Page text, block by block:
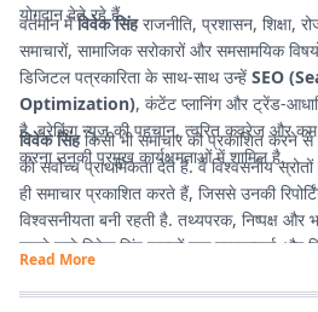
योगदान देते रहे हैं.
वर्तमान मेंविवेक सिंहराजनीति, प्रशासन, शिक्षा,
समाचारों, सामाजिक सरोकारों और समसामयिक
डिजिटल पत्रकारिता के साथ-साथ उन्हें SEO
Optimization), कंटेंट प्लानिंग और ट्रेंड-
है. ब्रेकिंग न्यूज की पहचान, त्वरित कवरेज और
करना उनकी प्रमुख कार्यक्षमताओं में शामिल है.
विवेक सिंहकिसी भी समाचार को प्रकाशित करने
को सर्वोच्च प्राथमिकता देते हैं. वे विश्वसनीय
ही समाचार प्रकाशित करते हैं, जिससे उनकी
विश्वसनीयता बनी रहती है. तथ्यपरक, निष्पक्ष और
रखने वाले विवेक सिंह पाठकों तक गुणवत्तापूर्ण और
प्रतिबद्ध हैं.
Read More